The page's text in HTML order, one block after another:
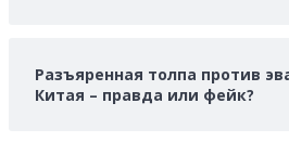
Разъяренная толпа против
Китая – правда или фейк?